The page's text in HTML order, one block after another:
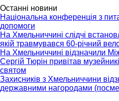
Останні новини
Національна конференція з
допомоги
На Хмельниччині слідчі
якій травмувався 60-річний
На Хмельниччині відзначили
Сергій Тюрін привітав
святом
Захисників з Хмельниччини
державними нагородами